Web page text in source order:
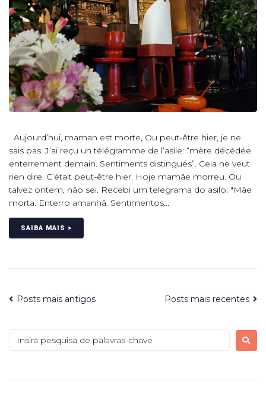
Aujourd’hui, maman est morte, Ou peut-être hier, je ne
sais pas. J’ai reçu un télégramme de l’asile: “mère décédée
enterrement demain. Sentiments distingués”. Cela ne veut
rien dire. C’était peut-être hier. Hoje mamãe morreu. Ou
talvez ontem, não sei. Recebi um telegrama do asilo: "Mãe
morta. Enterro amanhã. Sentimentos...
SAIBA MAIS >
Posts mais antigos Posts mais recentes